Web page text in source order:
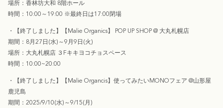
場所：香林坊大和 8階ホール
時間： 10:00 ～ 19:00 ※最終日は17:00閉場
・ 【終了しました】
【Malie Organics】 POP UP SHOP @ 大丸札幌店
期間：8月27日(水)～9月9日(火)
場所：大丸札幌店 ３Fキキヨコチョスペース
時間：10:00~20:00
・ 【終了しました】
【Malie Organcis】使ってみたいMONOフェア @山形屋
鹿児島
期間：2025/9/10(水)～9/15(月)